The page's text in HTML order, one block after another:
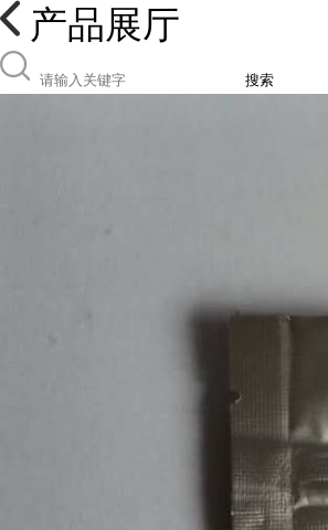
产品展厅
搜索